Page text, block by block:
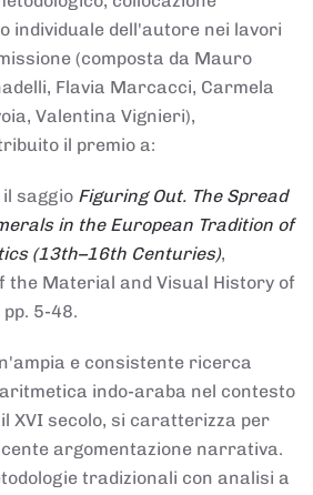
individuale dell'autore nei lavori
(composta da Mauro
Flavia Marcacci, Carmela
Valentina Vignieri),
il premio a:
saggio Figuring Out. The Spread
in the European Tradition of
(13th–16th Centuries),
the Material and Visual History of
5-48.
e consistente ricerca
indo-araba nel contesto
XVI secolo, si caratterizza per
argomentazione narrativa.
tradizionali con analisi a